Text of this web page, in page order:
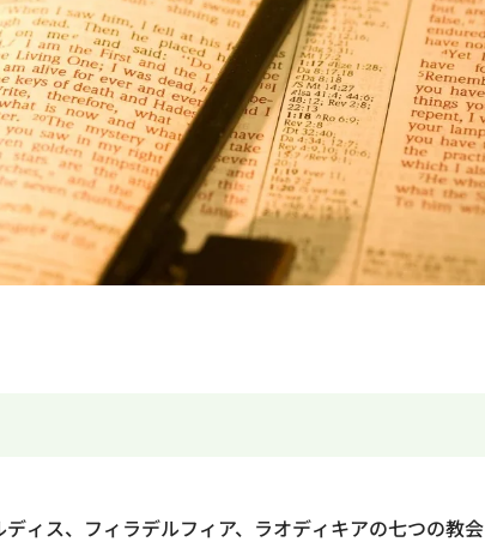
ィス、フィラデルフィア、ラオディキアの七つの教会